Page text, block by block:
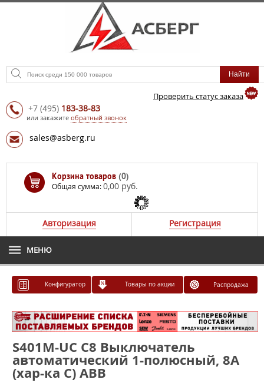
Проверить статус заказа
+7 (495) 183-38-83
или закажите обратный звонок
sales@asberg.ru
Корзина товаров (0)
Общая сумма:0,00 руб.
Авторизация Регистрация
МЕНЮ
Конфигуратор Товары по акции Распродажа
S401M-UC C8 Выключатель
автоматический 1-полюсный, 8A
(хар-ка С) ABB